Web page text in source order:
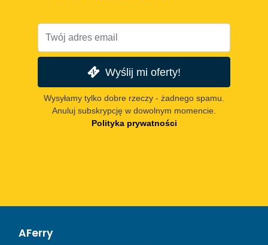
Wyślij mi oferty!
Wysyłamy tylko dobre rzeczy - żadnego spamu.
Anuluj subskrypcję w dowolnym momencie.
Polityka prywatności
AFerry